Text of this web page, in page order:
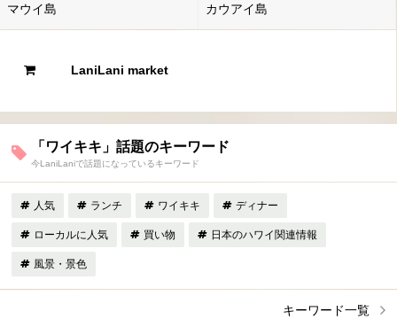
マウイ島 カウアイ島
LaniLani market
「ワイキキ」話題のキーワード
今LaniLaniで話題になっているキーワード
人気 ランチ ワイキキ ディナー
ローカルに人気 買い物 日本のハワイ関連情報
風景・景色
キーワード一覧